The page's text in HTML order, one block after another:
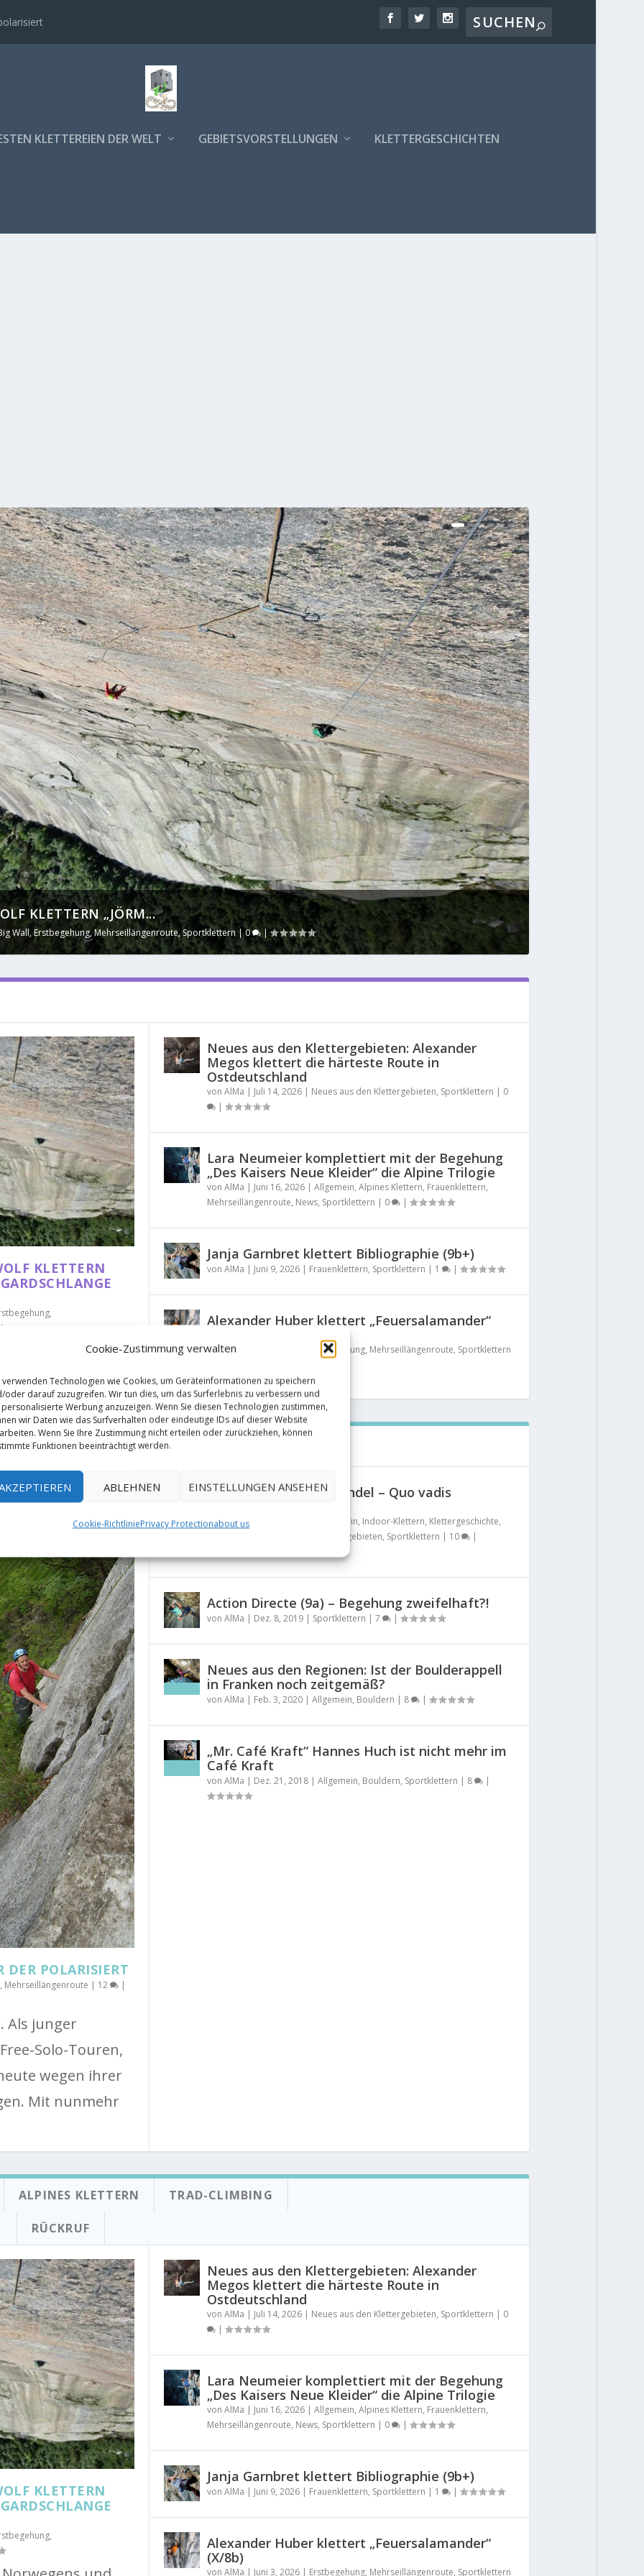
Cookie-Zustimmung verwalten
verwenden Technologien wie Cookies, um Geräteinformationen zu speichern
oder darauf zuzugreifen. Wir tun dies, um das Surferlebnis zu verbessern und
personalisierte Werbung anzuzeigen. Wenn Sie diesen Technologien zustimmen,
wir Daten wie das Surfverhalten oder eindeutige IDs auf dieser Website
Wenn Sie Ihre Zustimmung nicht erteilen oder zurückziehen, können
Funktionen beeinträchtigt werden.
ABLEHNEN EINSTELLUNGEN ANSEHEN
Cookie-RichtliniePrivacy Protectionabout us
KLETTEREIEN DER WELT GEBIETSVORSTELLUNGEN KLETTERGESCHICHTEN
KLETTERN „JÖRM...
Wall,Erstbegehung,Mehrseillängenroute, Sportklettern|0 |
ALEXANDER MEGOS KLE...
,Sportklettern| 0 |
DER BEGEHUNG „...
Klettern,Frauenklettern,Mehrseillängenroute,News,Sportklettern |0 |
(9B+)
|1 |
,Sportklettern|0 |
SURROUND...
|0 |
KLETTERN
,
und
Michael...
Neues aus den Klettergebieten: Alexander
Megos klettert die härteste Route in
Ostdeutschland
von AlMa | Juli 14, 2026 | Neues aus den Klettergebieten, Sportklettern | 0
|
Lara Neumeier komplettiert mit der Begehung
„Des Kaisers Neue Kleider“ die Alpine Trilogie
von AlMa | Juni 16, 2026 | Allgemein, Alpines Klettern, Frauenklettern,
Mehrseillängenroute, News, Sportklettern | 0 |
Janja Garnbret klettert Bibliographie (9b+)
von AlMa | Juni 9, 2026 | Frauenklettern, Sportklettern | 1 |
Alexander Huber klettert „Feuersalamander“
vonAlMa Erstbegehung, Mehrseillängenroute, Sportklettern
DER POLARISIERT
, Mehrseillängenroute | 12 |
Als junger
Solo-Touren,
wegen ihrer
Mit nunmehr
Die Kletterwelt im Wandel – Quo vadis
vonAlMa| Allgemein, Indoor-Klettern, Klettergeschichte,
Neues aus den Klettergebieten, Sportklettern | 10 |
Action Directe (9a) – Begehung zweifelhaft?!
von AlMa | Dez. 8, 2019 | Sportklettern | 7 |
Neues aus den Regionen: Ist der Boulderappell
in Franken noch zeitgemäß?
von AlMa | Feb. 3, 2020 | Allgemein, Bouldern | 8 |
„Mr. Café Kraft“ Hannes Huch ist nicht mehr im
Café Kraft
von AlMa | Dez. 21, 2018 | Allgemein, Bouldern, Sportklettern | 8 |
ALPINES KLETTERN TRAD-CLIMBING
RÜCKRUF
KLETTERN
,
Neues aus den Klettergebieten: Alexander
Megos klettert die härteste Route in
Ostdeutschland
von AlMa | Juli 14, 2026 | Neues aus den Klettergebieten, Sportklettern | 0
|
Lara Neumeier komplettiert mit der Begehung
„Des Kaisers Neue Kleider“ die Alpine Trilogie
von AlMa | Juni 16, 2026 | Allgemein, Alpines Klettern, Frauenklettern,
Mehrseillängenroute, News, Sportklettern | 0 |
Janja Garnbret klettert Bibliographie (9b+)
von AlMa | Juni 9, 2026 | Frauenklettern, Sportklettern | 1 |
Alexander Huber klettert „Feuersalamander“
(X/8b)
von AlMa | Juni 3, 2026 | Erstbegehung, Mehrseillängenroute, Sportklettern